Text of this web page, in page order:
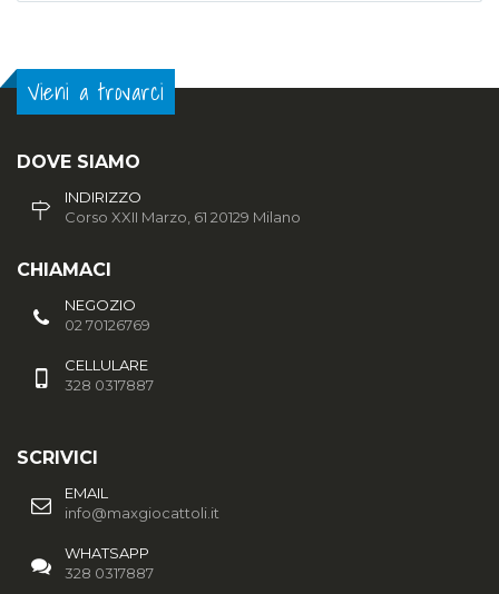
Vieni a trovarci
DOVE SIAMO
INDIRIZZO
Corso XXII Marzo, 61 20129 Milano
CHIAMACI
NEGOZIO
02 70126769
CELLULARE
328 0317887
SCRIVICI
EMAIL
info@maxgiocattoli.it
WHATSAPP
328 0317887